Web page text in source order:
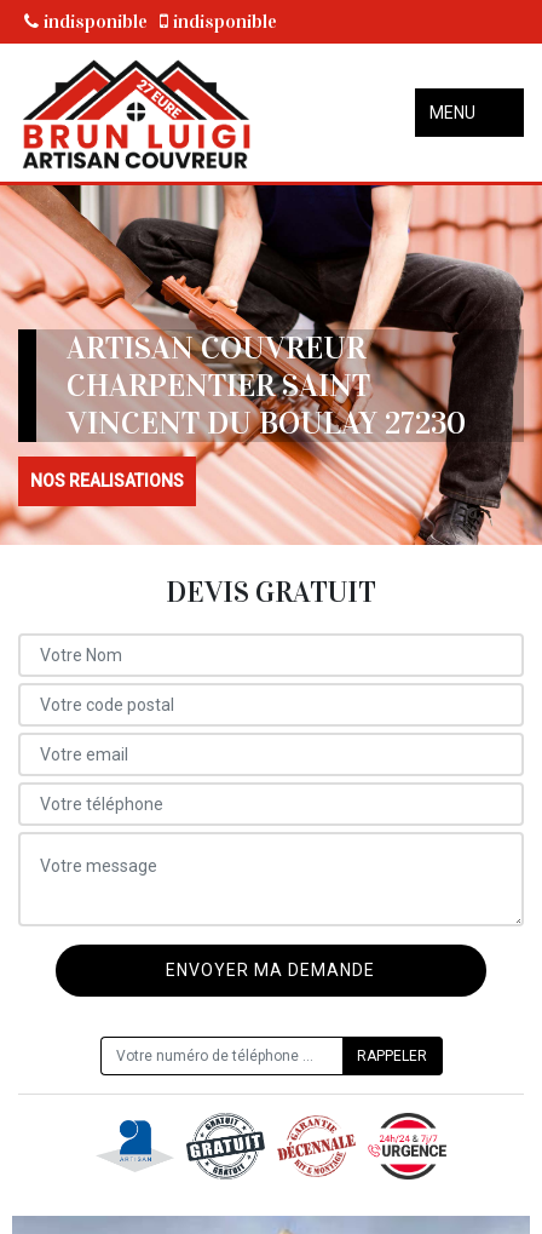
indisponible indisponible
MENU
ARTISAN COUVREUR
CHARPENTIER SAINT
VINCENT DU BOULAY 27230
NOS REALISATIONS
DEVIS GRATUIT